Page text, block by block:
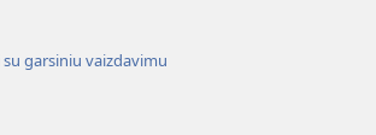
garsiniu vaizdavimu